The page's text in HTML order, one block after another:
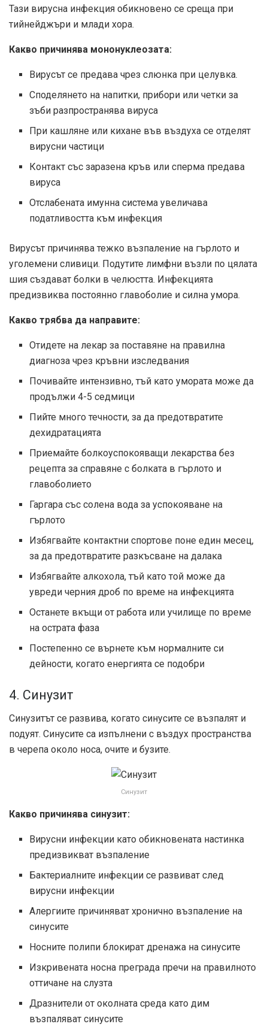
Тази вирусна инфекция обикновено се среща при
тийнейджъри и млади хора.
Какво причинява мононуклеозата:
Вирусът се предава чрез слюнка при целувка.
Споделянето на напитки, прибори или четки за
зъби разпространява вируса
При кашляне или кихане във въздуха се отделят
вирусни частици
Контакт със заразена кръв или сперма предава
вируса
Отслабената имунна система увеличава
податливостта към инфекция
Вирусът причинява тежко възпаление на гърлото и
уголемени сливици. Подутите лимфни възли по цялата
шия създават болки в челюстта. Инфекцията
предизвиква постоянно главоболие и силна умора.
Какво трябва да направите:
Отидете на лекар за поставяне на правилна
диагноза чрез кръвни изследвания
Почивайте интензивно, тъй като умората може да
продължи 4-5 седмици
Пийте много течности, за да предотвратите
дехидратацията
Приемайте болкоуспокояващи лекарства без
рецепта за справяне с болката в гърлото и
главоболието
Гаргара със солена вода за успокояване на
гърлото
Избягвайте контактни спортове поне един месец,
за да предотвратите разкъсване на далака
Избягвайте алкохола, тъй като той може да
увреди черния дроб по време на инфекцията
Останете вкъщи от работа или училище по време
на острата фаза
Постепенно се върнете към нормалните си
дейности, когато енергията се подобри
4. Синузит
Синузитът се развива, когато синусите се възпалят и
подуят. Синусите са изпълнени с въздух пространства
в черепа около носа, очите и бузите.
Синузит
Какво причинява синузит:
Вирусни инфекции като обикновената настинка
предизвикват възпаление
Бактериалните инфекции се развиват след
вирусни инфекции
Алергиите причиняват хронично възпаление на
синусите
Носните полипи блокират дренажа на синусите
Изкривената носна преграда пречи на правилното
оттичане на слузта
Дразнители от околната среда като дим
възпаляват синусите